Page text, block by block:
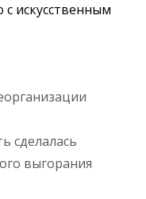
искусственным
сделалась
выгорания